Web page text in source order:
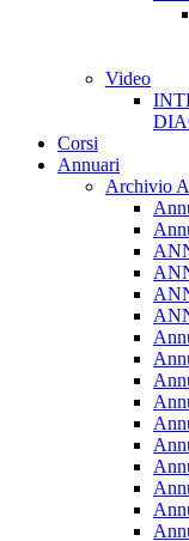
Video
Corsi
Annuari
Archivio